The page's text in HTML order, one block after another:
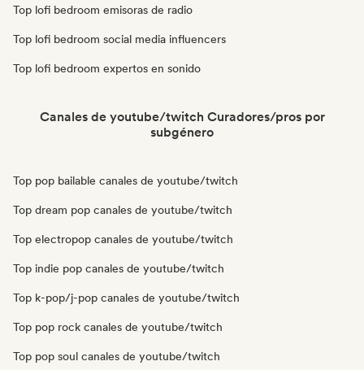
Top lofi bedroom emisoras de radio
Top lofi bedroom social media influencers
Top lofi bedroom expertos en sonido
Canales de youtube/twitch Curadores/pros por
subgénero
Top pop bailable canales de youtube/twitch
Top dream pop canales de youtube/twitch
Top electropop canales de youtube/twitch
Top indie pop canales de youtube/twitch
Top k-pop/j-pop canales de youtube/twitch
Top pop rock canales de youtube/twitch
Top pop soul canales de youtube/twitch